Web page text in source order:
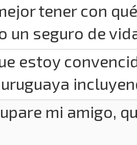
tener con
un seguro de
estoy
mi amigo,